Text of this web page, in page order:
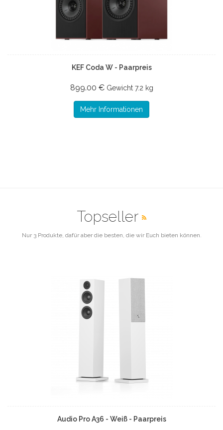
KEF Coda W - Paarpreis
899.00 € Gewicht 7.2 kg
Mehr Informationen
Topseller
Nur 3 Produkte, dafür aber die besten, die wir Euch bieten können.
Audio Pro A36 - Weiß - Paarpreis